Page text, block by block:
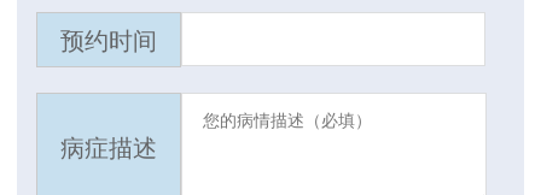
预约时间
病症描述